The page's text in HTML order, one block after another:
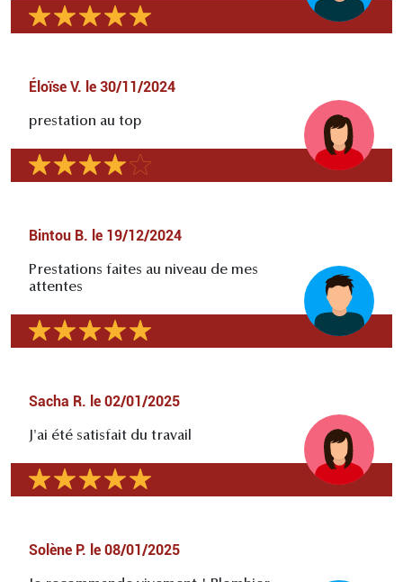
Éloïse V. le 30/11/2024
prestation au top
Bintou B. le 19/12/2024
Prestations faites au niveau de mes
attentes
Sacha R. le 02/01/2025
J'ai été satisfait du travail
Solène P. le 08/01/2025